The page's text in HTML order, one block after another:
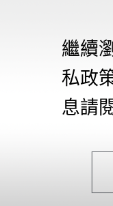
繼續
私政
息請